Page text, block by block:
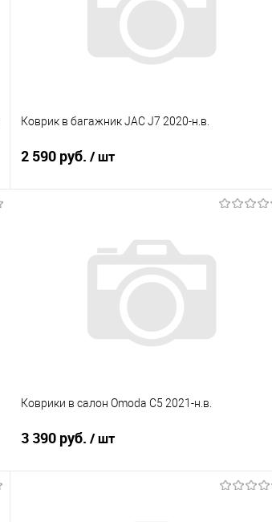
Коврик в багажник JAC J7 2020-н.в.
2 590 руб. / шт
Купить в 1 клик
Сравнение
Под заказ
Коврики в салон Omoda C5 2021-н.в.
3 390 руб. / шт